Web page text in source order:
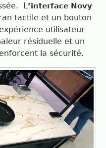
L ’interface Novy
tactile et un bouton
utilisateur
résiduelle et un
la sécurité.